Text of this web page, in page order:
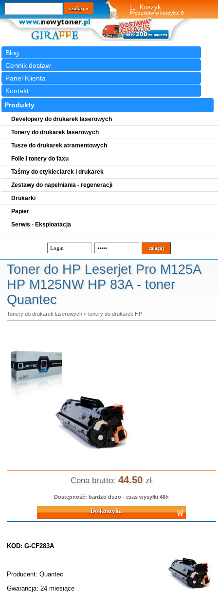
Koszyk
Produktów w koszyku: 0
Blog
Cennik dostaw
Panel Klienta
Kontakt
Wyszukiwarka
szukaj
Produkty
Developery do drukarek laserowych
Tonery do drukarek laserowych
Tusze do drukarek atramentowych
Folie i tonery do faxu
Taśmy do etykieciarek i drukarek
Zestawy do napełniania - regeneracji
Drukarki
Papier
Serwis - Eksploatacja
Toner do HP Leserjet Pro M125A
HP M125NW HP 83A - toner
Quantec
Tonery do drukarek laserowych» tonery do drukarek HP
Cena brutto: 44.50 zł
Dostępność: bardzo dużo - czas wysyłki 48h
Do koszyka
KOD: G-CF283A
Producent: Quantec
Gwarancja: 24 miesiące